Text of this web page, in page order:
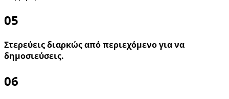
05
Στερεύεις διαρκώς από περιεχόμενο για να
δημοσιεύσεις.
06